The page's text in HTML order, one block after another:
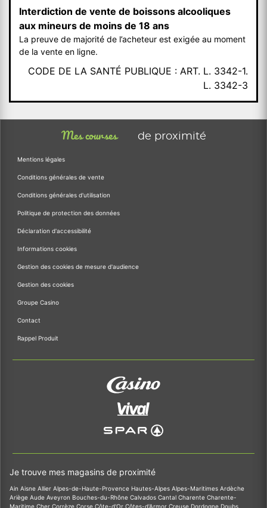
Interdiction de vente de boissons alcooliques
aux mineurs de moins de 18 ans
La preuve de majorité de l’acheteur est exigée au moment
de la vente en ligne.
CODE DE LA SANTÉ PUBLIQUE : ART. L. 3342-1.
L. 3342-3
Mes courses de proximité
Mentions légales
Conditions générales de vente
Conditions générales d'utilisation
Politique de protection des données
Déclaration d'accessibilité
Informations cookies
Gestion des cookies de mesure d'audience
Gestion des cookies
Groupe Casino
Contact
Rappel Produit
Je trouve mes magasins de proximité
Ain Aisne Allier Alpes-de-Haute-Provence Hautes-Alpes Alpes-Maritimes Ardèche
Ariège Aude Aveyron Bouches-du-Rhône Calvados Cantal Charente Charente-
Maritime Cher Corrèze Corse Côte-d'Or Côtes-d'Armor Creuse Dordogne Doubs